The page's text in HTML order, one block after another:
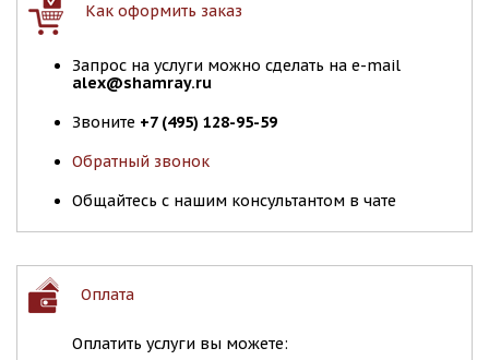
Как оформить заказ
Запрос на услуги можно сделать на e-mail
alex@shamray.ru
Звоните +7 (495) 128-95-59
Обратный звонок
Общайтесь с нашим консультантом в чате
Оплата
Оплатить услуги вы можете: